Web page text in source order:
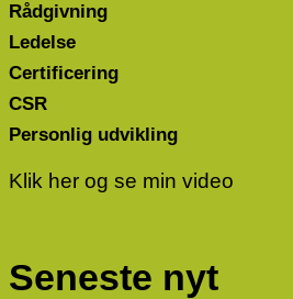
Rådgivning
Ledelse
Certificering
CSR
Personlig udvikling
Klik her og se min video
Seneste nyt